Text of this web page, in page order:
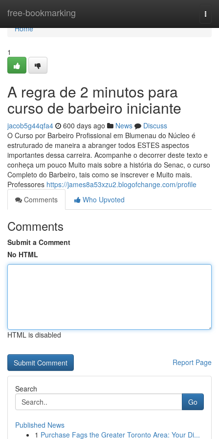
free-bookmarking
Home
Home
1
A regra de 2 minutos para
curso de barbeiro iniciante
jacob5g44qfa4 600 days ago News
Discuss
O Curso por Barbeiro Profissional em Blumenau do Núcleo é
estruturado de maneira a abranger todos ESTES aspectos
importantes dessa carreira. Acompanhe o decorrer deste texto e
conheça um pouco Muito mais sobre a história do Senac, o curso
Completo do Barbeiro, tais como se inscrever e Muito mais.
Professores https://james8a53xzu2.blogofchange.com/profile
Comments
Who Upvoted
Comments
Submit a Comment
No HTML
HTML is disabled
Report Page
Search
Go
Published News
1 Purchase Fags the Greater Toronto Area: Your Di...